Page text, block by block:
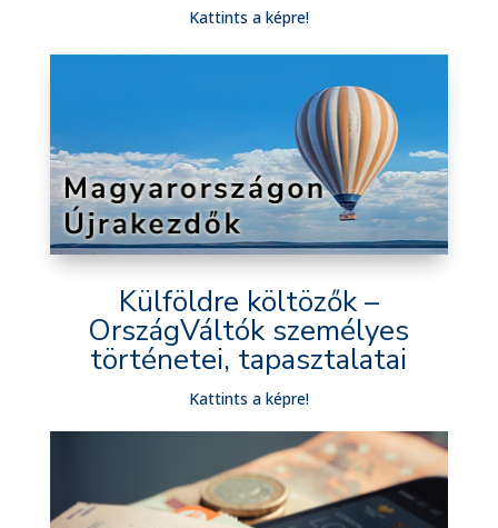
Kattints a képre!
Külföldre költözők –
OrszágVáltók személyes
történetei, tapasztalatai
Kattints a képre!